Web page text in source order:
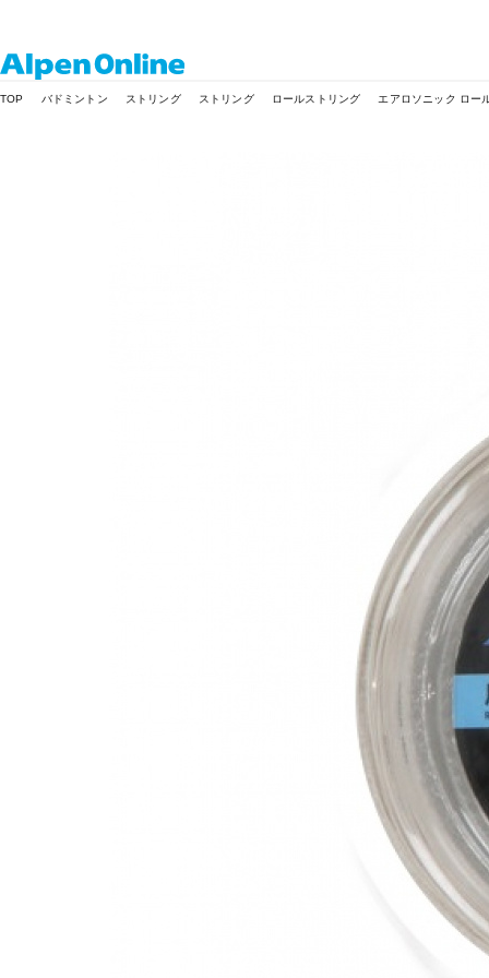
Online
TOP バドミントン ストリング ストリング ロールストリング エアロソニック ロー